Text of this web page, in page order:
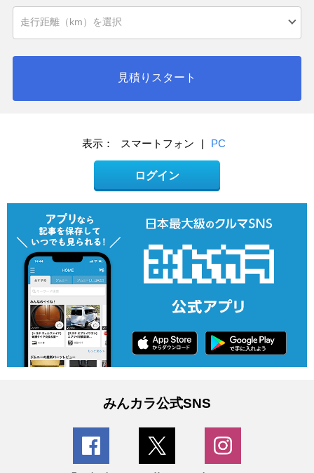
見積りスタート
表示： スマートフォン | PC
ログイン
みんカラ公式SNS